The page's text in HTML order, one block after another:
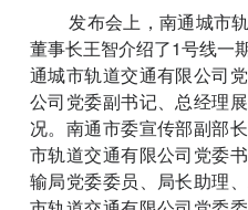
发布会上，南通城市
董事长王智介绍了1号线一
通城市轨道交通有限公司
公司党委副书记、总经理
况。南通市委宣传部副部
市轨道交通有限公司党委
输局党委委员、局长助理